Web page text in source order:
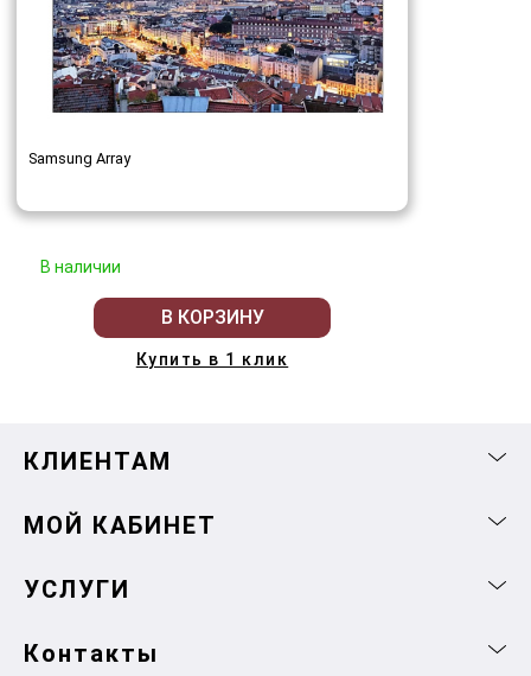
Samsung Array
В наличии
В КОРЗИНУ
Купить в 1 клик
КЛИЕНТАМ
МОЙ КАБИНЕТ
УСЛУГИ
Контакты